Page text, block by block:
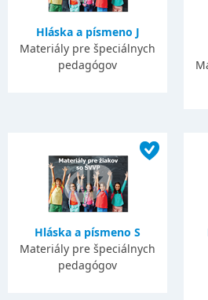
Hláska a písmeno J
Materiály pre špeciálnych
pedagógov
Hláska a písmeno S
Materiály pre špeciálnych
pedagógov